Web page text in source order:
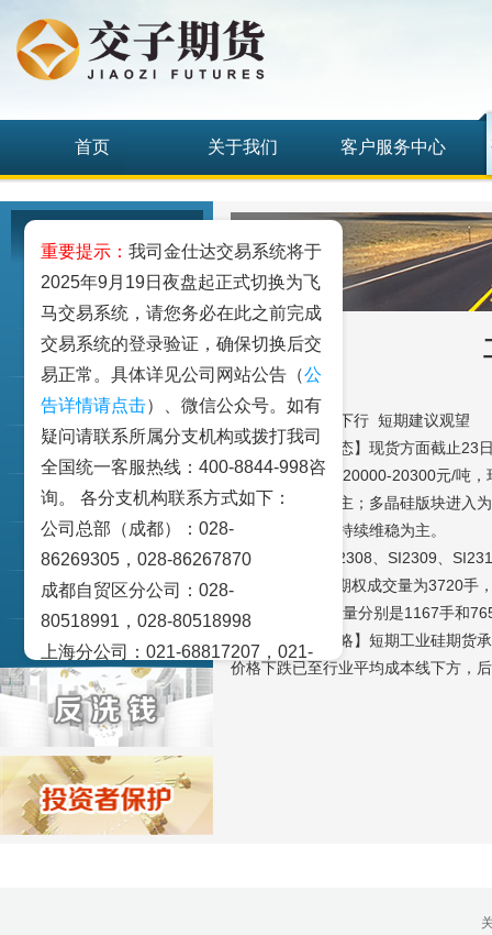
首页 关于我们 客户服务中心
工业品
农业品
金融期货和衍生品
交易策论
产业研究
实盘点睛
宏观金融数据图解
工业硅期货承压下行 短期建议观望
【行业信息及动态】现货方面截止23
机硅用421#硅在20000-20300元/吨
价格弱稳运行为主；多晶硅版块进入
铝合金锭价格将持续维稳为主。
期货方面上周SI2308、SI2309、
7.98%。工业硅期权成交量为3720
和1338手，持仓量分别是1167手和
【观点与操作策略】短期工业硅期货
价格下跌已至行业平均成本线下方，
重要提示： 我司金仕达交易系统将于
2025年9月19日夜盘起正式切换为飞
马交易系统，请您务必在此之前完成
交易系统的登录验证，确保切换后交
易正常。具体详见公司网站公告（公
告详情请点击）、微信公众号。如有
疑问请联系所属分支机构或拨打我司
全国统一客服热线：400-8844-998咨
询。 各分支机构联系方式如下：
公司总部（成都）：028-
86269305，028-86267870
成都自贸区分公司：028-
80518991，028-80518998
上海分公司：021-68817207，021-
68817209
北京营业部：010-65005128
广州营业部：020-28129909，020-
28129902
青岛营业部：0532-83101951、
0532-83101962